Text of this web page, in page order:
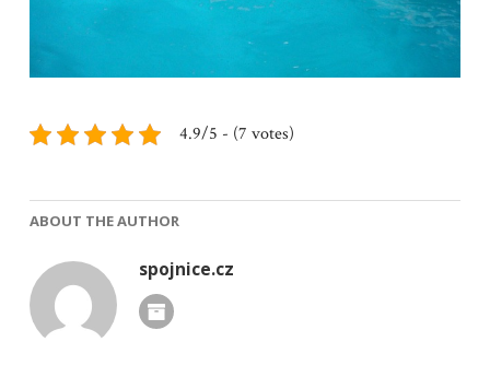
4.9/5 - (7 votes)
ABOUT THE AUTHOR
spojnice.cz